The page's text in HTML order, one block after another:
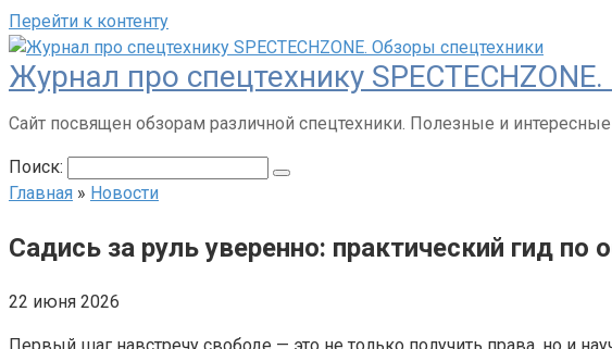
Перейти к контенту
Журнал про спецтехнику
Сайт посвящен обзорам различной спецтехники. Полезные и
Поиск:
Главная » Новости
Садись за руль уверенно: практический гид
22 июня 2026